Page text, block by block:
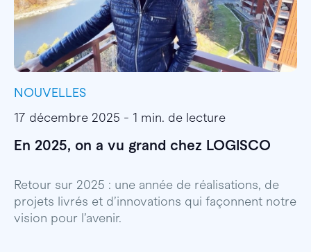
NOUVELLES
17 décembre 2025 - 1 min. de lecture
En 2025, on a vu grand chez LOGISCO
Retour sur 2025 : une année de réalisations, de
projets livrés et d’innovations qui façonnent notre
vision pour l’avenir.